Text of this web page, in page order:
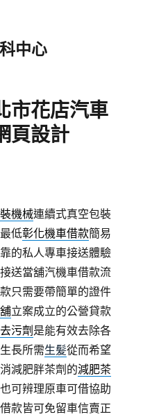
中心
市花店汽車
頁設計
機械連續式真空包裝
低彰化機車借款簡易
的私人專車接送體驗
送當舖汽機車借款流
只需要帶簡單的證件
立案成立的公營貸款
去污劑是能有效去除各
長所需生髪從而希望
減肥胖茶劑的減肥茶
可辨理原車可借協助
款皆可免留車信賣正